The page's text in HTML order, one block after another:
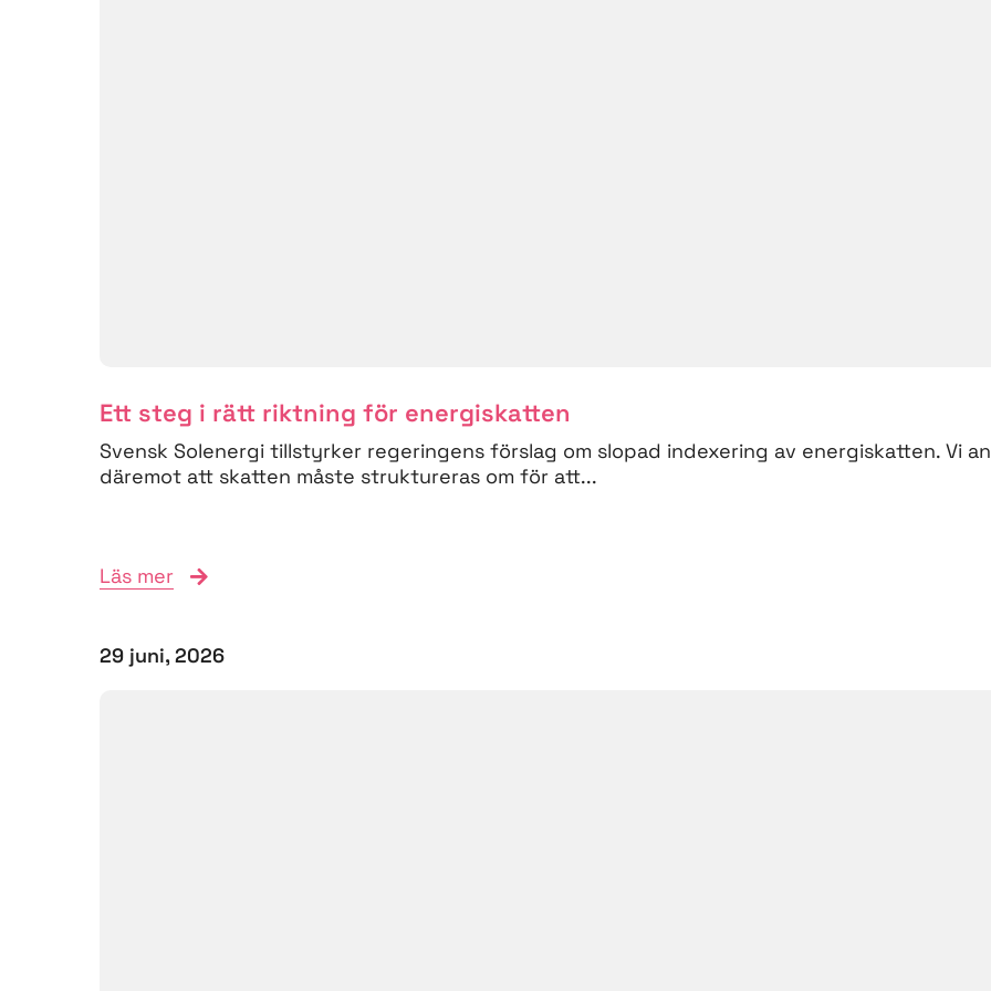
Ett steg i rätt riktning för energiskatten
Svensk Solenergi tillstyrker regeringens förslag om slopad indexering av energiskatten. Vi
däremot att skatten måste struktureras om för att...
Läs mer
29 juni, 2026